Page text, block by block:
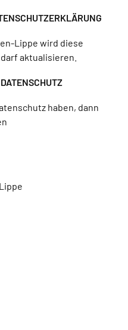
Lippe wird diese
aktualisieren.
haben, dann